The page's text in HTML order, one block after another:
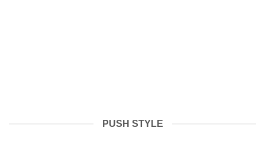
PUSH STYLE
Подготовка МКД к осенне-зимнему периоду